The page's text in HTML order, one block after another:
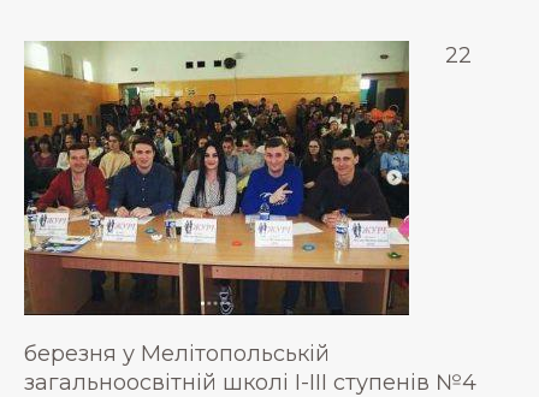
22
березня у Мелітопольській
загальноосвітній школі І-ІІІ ступенів №4